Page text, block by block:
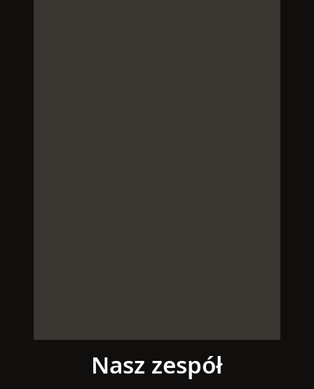
Nasz zespół